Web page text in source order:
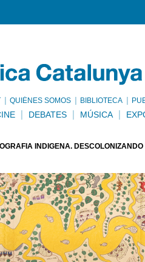
QUIÉNES SOMOS BIBLIOTECA
DEBATES MÚSICA
INDÍGENA.